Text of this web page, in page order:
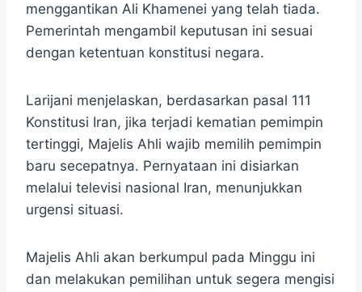
menggantikan Ali Khamenei yang telah tiada.
Pemerintah mengambil keputusan ini sesuai
dengan ketentuan konstitusi negara.
Larijani menjelaskan, berdasarkan pasal 111
Konstitusi Iran, jika terjadi kematian pemimpin
tertinggi, Majelis Ahli wajib memilih pemimpin
baru secepatnya. Pernyataan ini disiarkan
melalui televisi nasional Iran, menunjukkan
urgensi situasi.
Majelis Ahli akan berkumpul pada Minggu ini
dan melakukan pemilihan untuk segera mengisi